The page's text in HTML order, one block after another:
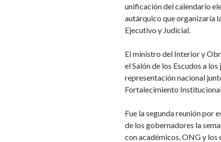
unificación del calendario
autárquico que organizaría
Ejecutivo y Judicial.
El ministro del Interior y
el Salón de los Escudos a
representación nacional
Fortalecimiento
Fue la segunda reunión por
de los gobernadores la
con académicos, ONG y los